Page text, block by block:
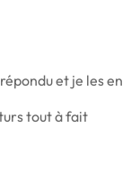
et je les en
tout à fait